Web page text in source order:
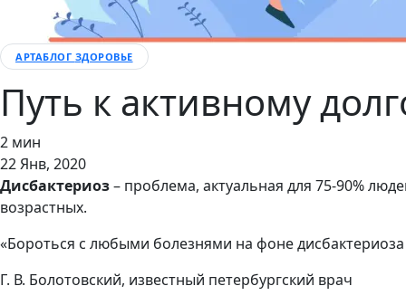
АРТАБЛОГ ЗДОРОВЬЕ
Путь к активному
2 мин
22 Янв, 2020
Дисбактериоз– проблема, актуальная для 75-90%
возрастных.
«Бороться с любыми болезнями на фоне
Г. В. Болотовский, известный петербургский врач